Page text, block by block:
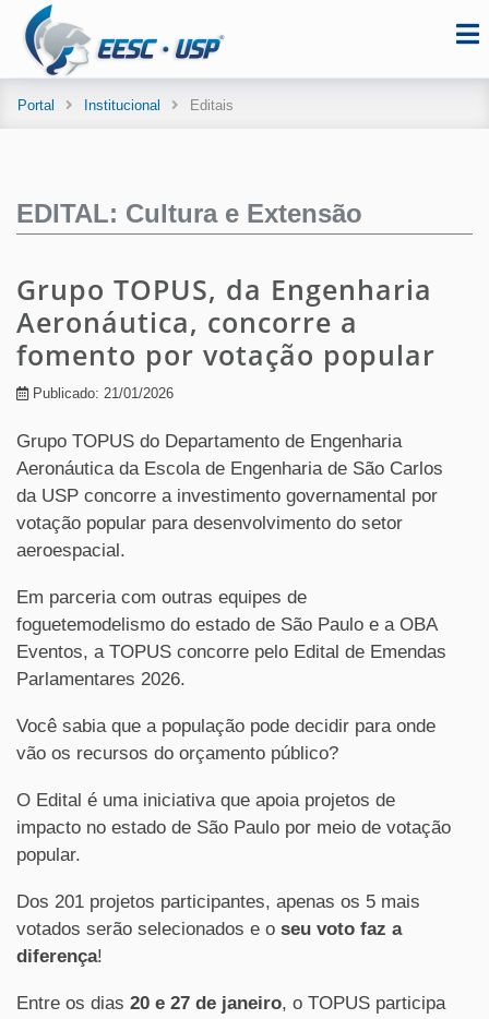
Portal Institucional Editais
EDITAL: Cultura e Extensão
Grupo TOPUS, da Engenharia
Aeronáutica, concorre a
fomento por votação popular
Publicado: 21/01/2026
Grupo TOPUS do Departamento de Engenharia
Aeronáutica da Escola de Engenharia de São Carlos
da USP concorre a investimento governamental por
votação popular para desenvolvimento do setor
aeroespacial.
Em parceria com outras equipes de
foguetemodelismo do estado de São Paulo e a OBA
Eventos, a TOPUS concorre pelo Edital de Emendas
Parlamentares 2026.
Você sabia que a população pode decidir para onde
vão os recursos do orçamento público?
O Edital é uma iniciativa que apoia projetos de
impacto no estado de São Paulo por meio de votação
popular.
Dos 201 projetos participantes, apenas os 5 mais
votados serão selecionados e o seu voto faz a
diferença!
Entre os dias 20 e 27 de janeiro, o TOPUS participa